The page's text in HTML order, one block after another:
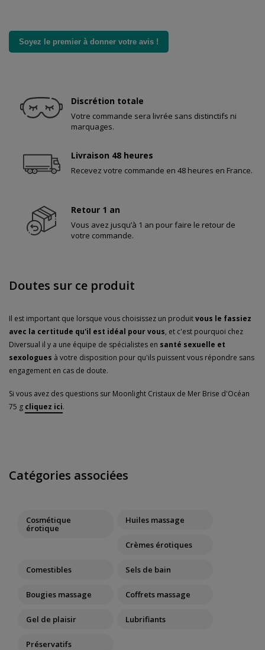
Soyez le premier à donner votre avis !
Discrétion totale
Votre commande sera livrée sans distinctifs ni
marquages.
Livraison 48 heures
Recevez votre commande en 48 heures en France.
Retour 1 an
Vous avez jusqu’à 1 an pour faire le retour de
votre commande.
Doutes sur ce produit
Il est important que lorsque vous choisissez un produitvous le fassiez
avec la certitude qu'il est idéal pour vous, et c'est pourquoi chez
Diversual il y a une équipe de spécialistes en santé sexuelle et
sexologues à votre disposition pour qu'ils puissent vous répondre sans
engagement en cas de doute.
Si vous avez des questions sur Moonlight Cristaux de Mer Brise d'Océan
75 g cliquez ici.
Catégories associées
Cosmétique
érotique
Huiles massage
Crèmes érotiques
Comestibles Sels de bain
Bougies massage Coffrets massage
Gel de plaisir Lubrifiants
Préservatifs